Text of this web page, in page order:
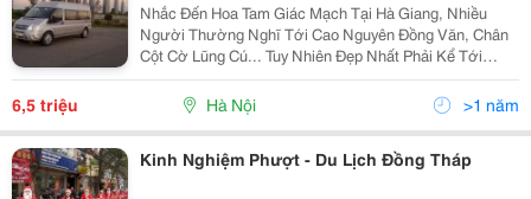
Nhắc Đến Hoa Tam Giác Mạch Tại Hà Giang, Nhiều
Người Thường Nghĩ Tới Cao Nguyên Đồng Văn, Chân
Cột Cờ Lũng Cú... Tuy Nhiên Đẹp Nhất Phải Kể Tới
Huyện Xí Mần. Huyện Xí Mần Nằm Ở Phía Tây Bắc Của
Hà Giang. Phía Bắc Giáp Trung Quốc, Phía Tây Giáp
6,5 triệu Hà Nội >1 năm
Kinh Nghiệm Phượt - Du Lịch Đồng Tháp